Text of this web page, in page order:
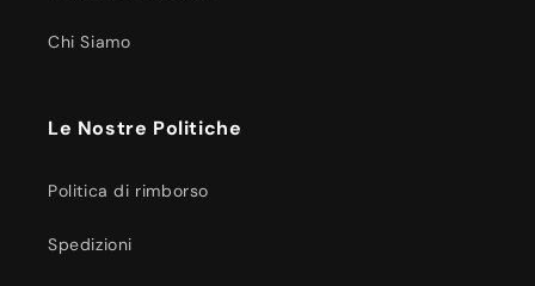
Chi Siamo
Le Nostre Politiche
Politica di rimborso
Spedizioni